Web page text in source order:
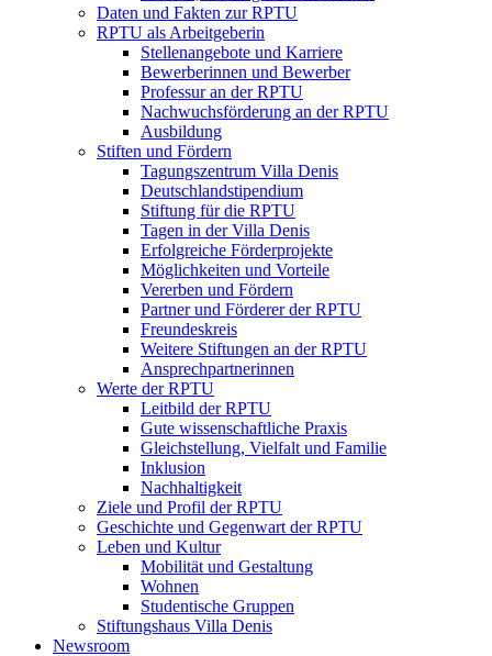
Daten und Fakten zur RPTU
RPTU als Arbeitgeberin
Stellenangebote und Karriere
Bewerberinnen und Bewerber
Professur an der RPTU
Nachwuchsförderung an der RPTU
Ausbildung
Stiften und Fördern
Tagungszentrum Villa Denis
Deutschlandstipendium
Stiftung für die RPTU
Tagen in der Villa Denis
Erfolgreiche Förderprojekte
Möglichkeiten und Vorteile
Vererben und Fördern
Partner und Förderer der RPTU
Freundeskreis
Weitere Stiftungen an der RPTU
Ansprechpartnerinnen
Werte der RPTU
Leitbild der RPTU
Gute wissenschaftliche Praxis
Gleichstellung, Vielfalt und Familie
Inklusion
Nachhaltigkeit
Ziele und Profil der RPTU
Geschichte und Gegenwart der RPTU
Leben und Kultur
Mobilität und Gestaltung
Wohnen
Studentische Gruppen
Stiftungshaus Villa Denis
Newsroom